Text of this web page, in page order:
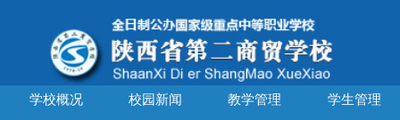
学校概况 校园新闻 教学管理 学生管理